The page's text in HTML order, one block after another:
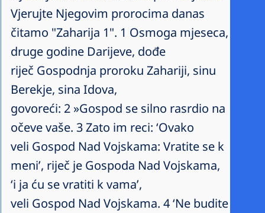
Vjerujte Njegovim prorocima danas
čitamo "Zaharija 1". 1 Osmoga mjeseca,
druge godine Darijeve, dođe
riječ Gospodnja proroku Zahariji, sinu
Berekje, sina Idova,
govoreći: 2 »Gospod se silno rasrdio na
očeve vaše. 3 Zato im reci: ‘Ovako
veli Gospod Nad Vojskama: Vratite se k
meni’, riječ je Gospoda Nad Vojskama,
‘i ja ću se vratiti k vama’,
veli Gospod Nad Vojskama. 4 ‘Ne budite